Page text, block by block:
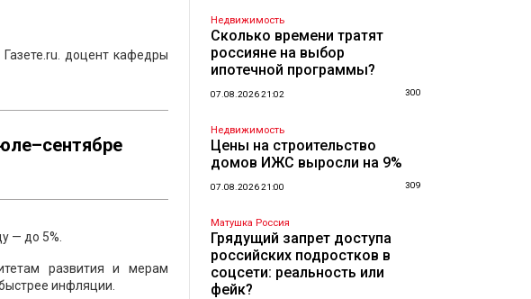
доцент кафедры
— до 5%.
развития и мерам
инфляции.
Недвижимость
Сколько времени тратят
россияне на выбор
ипотечной программы?
07.08.2026 21:02 300
Недвижимость
Цены на строительство
домов ИЖС выросли на 9%
07.08.2026 21:00 309
Матушка Россия
Грядущий запрет доступа
российских подростков в
соцсети: реальность или
фейк?